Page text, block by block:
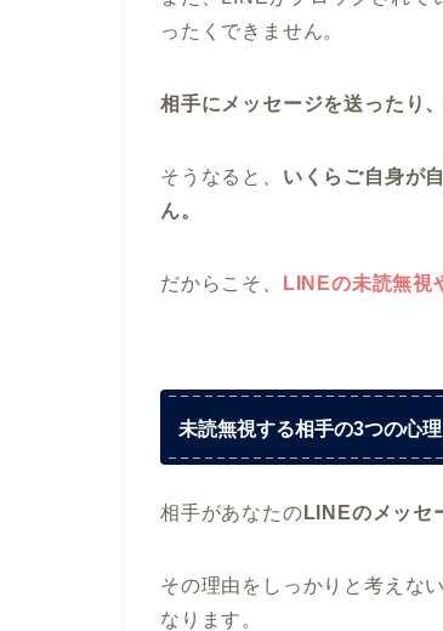
ったくできません。
相手にメッセージを送ったり
そうなると、 いくらご自身が
ん。
だからこそ、 LINEの未読無視
未読無視する相手の3つの心理
相手があなたの LINEのメッセ
その理由をしっかりと考えな
なります。